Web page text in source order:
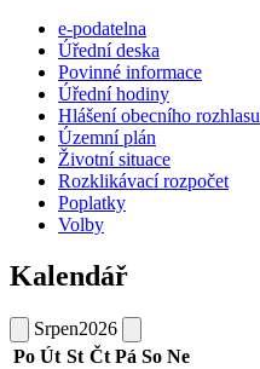
e-podatelna
Úřední deska
Povinné informace
Úřední hodiny
Hlášení obecního rozhlasu
Územní plán
Životní situace
Rozklikávací rozpočet
Poplatky
Volby
Kalendář
Srpen2026
Po Út St Čt Pá So Ne